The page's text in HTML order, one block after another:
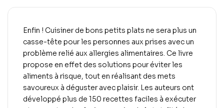
Enfin ! Cuisiner de bons petits plats ne sera plus un
casse-tête pour les personnes aux prises avec un
problème relié aux allergies alimentaires. Ce livre
propose en effet des solutions pour éviter les
aliments à risque, tout en réalisant des mets
savoureux à déguster avec plaisir. Les auteurs ont
développé plus de 150 recettes faciles à exécuter